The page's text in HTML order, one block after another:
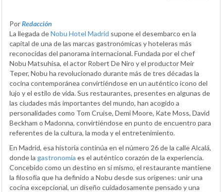
PorRedacción
La llegada deNobu Hotel Madrid supone el desembarco en la
capital de una de las marcas gastronómicas y hoteleras más
reconocidas del panorama internacional. Fundada por el chef
Nobu Matsuhisa, el actor Robert De Niro y el productor Meir
Teper, Nobu ha revolucionado durante más de tres décadas la
cocina contemporánea convirtiéndose en un auténtico icono del
lujo y el estilo de vida. Sus restaurantes, presentes en algunas de
las ciudades más importantes del mundo, han acogido a
personalidades como Tom Cruise, Demi Moore, Kate Moss, David
Beckham o Madonna, convirtiéndose en punto de encuentro para
referentes de la cultura, la moda y el entretenimiento.
En Madrid, esa historia continúa en el número 26 de la calle Alcalá,
donde la gastronomía es el auténtico corazón de la experiencia.
Concebido como un destino en sí mismo, el restaurante mantiene
la filosofía que ha definido a Nobu desde sus orígenes: unir una
cocina excepcional, un diseño cuidadosamente pensado y una